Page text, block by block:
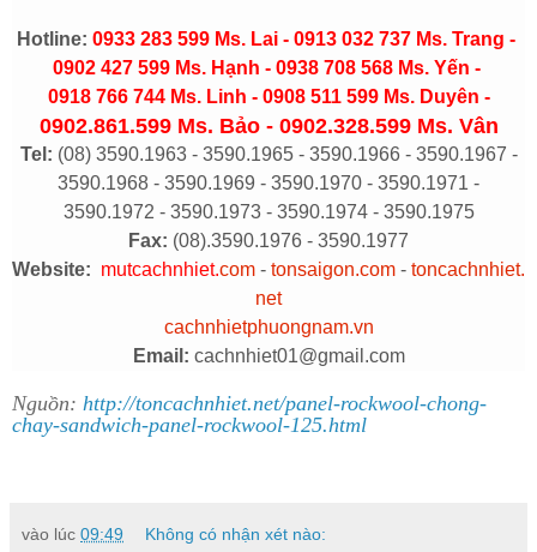
Hotline: 0933 283 599 Ms. Lai - 0913 032 737 Ms. Trang -
0902 427 599 Ms. Hạnh - 0938 708 568 Ms. Yến -
0918 766 744 Ms. Linh - 0908 511 599 Ms. Duyên -
0902.861.599 Ms. Bảo - 0902.328.599 Ms. Vân
Tel: (08) 3590.1963 - 3590.1965 - 3590.1966 - 3590.1967 -
3590.1968 - 3590.1969 - 3590.1970 - 3590.1971 -
3590.1972 - 3590.1973 - 3590.1974 - 3590.1975
Fax: (08).3590.1976 - 3590.1977
Website: mutcachnhiet.com - tonsaigon.com - toncachnhiet.
net
cachnhietphuongnam.vn
Email: cachnhiet01@gmail.com
Nguồn: http://toncachnhiet.net/panel-rockwool-chong-
chay-sandwich-panel-rockwool-125.html
vào lúc 09:49 Không có nhận xét nào: